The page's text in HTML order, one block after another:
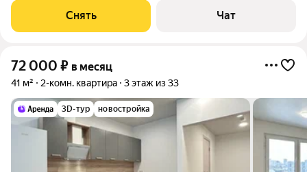
Духовой шкаф Стиральная машина Холодильник
Микроволновка Дом - монолитный.
Снять Чат
72 000 ₽ в месяц
41 м² 2-комн. квартира 3 этаж из 33
3D-тур новостройка